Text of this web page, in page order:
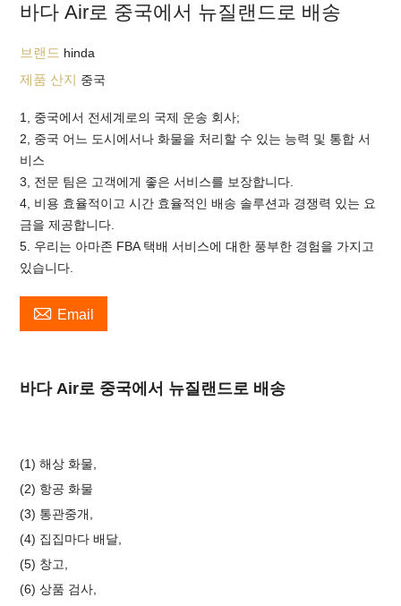
바다 Air로 중국에서 뉴질랜드로 배송
브랜드 hinda
제품 산지 중국
1, 중국에서 전세계로의 국제 운송 회사;
2, 중국 어느 도시에서나 화물을 처리할 수 있는 능력 및 통합 서
비스
3, 전문 팀은 고객에게 좋은 서비스를 보장합니다.
4, 비용 효율적이고 시간 효율적인 배송 솔루션과 경쟁력 있는 요
금을 제공합니다.
5. 우리는 아마존 FBA 택배 서비스에 대한 풍부한 경험을 가지고
있습니다.
 Email
바다 Air로 중국에서 뉴질랜드로 배송
(1) 해상 화물,
(2) 항공 화물
(3) 통관중개,
(4) 집집마다 배달,
(5) 창고,
(6) 상품 검사,